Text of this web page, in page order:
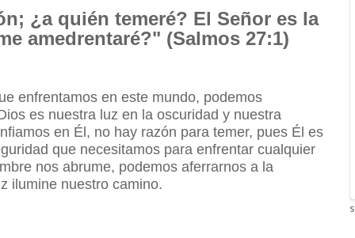
¿a quién temeré? El Señor es la
amedrentaré?" (Salmos 27:1)
enfrentamos en este mundo, podemos
es nuestra luz en la oscuridad y nuestra
en Él, no hay razón para temer, pues Él es
que necesitamos para enfrentar cualquier
nos abrume, podemos aferrarnos a la
ilumine nuestro camino.